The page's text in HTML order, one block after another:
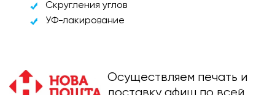
Скругления углов
УФ-лакирование
Осуществляем печать и